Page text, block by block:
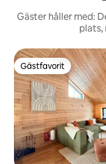
Gäster håller med:
plats,
Gästfavorit
Gästfavorit